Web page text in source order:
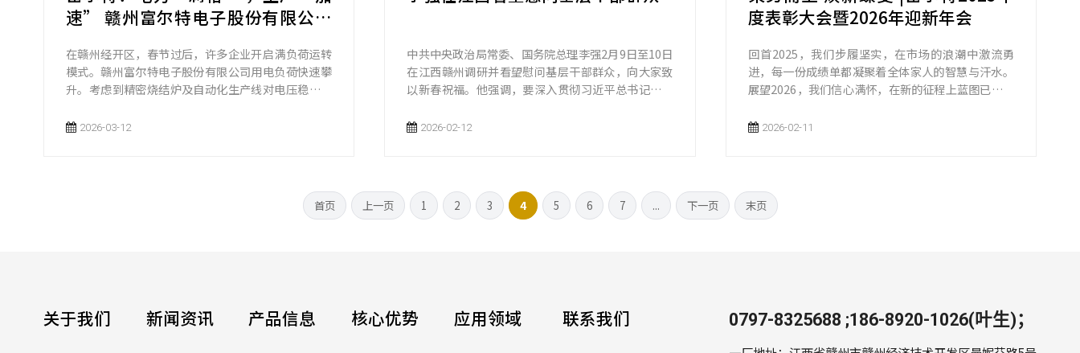
速” 赣州富尔特电子股份有限公司
在赣州经开区，春节过后，许多企业开启满负荷运转
模式。赣州富尔特电子股份有限公司用电负荷快速攀
升。考虑到精密烧结炉及自动化生产线对电压稳定性
主动进驻企业，对厂区配电房、生产专线等关键设备
2026-03-12
中共中央政治局常委、国务院总理李强2月9日至10日
在江西赣州调研并看望慰问基层干部群众，向大家致
以新春祝福。他强调，要深入贯彻习近平总书记关于
中央关于支持老区建设的各项决策部署，大力发展特
2026-02-12
度表彰大会暨2026年迎新年会
回首2025，我们步履坚实，在市场的浪潮中激流勇
进，每一份成绩单都凝聚着全体家人的智慧与汗水。
展望2026，我们信心满怀，在新的征程上蓝图已绘，
2026-02-11
首页 上一页 1 2 3 4 5 6 7 ... 下一页 末页
关于我们 新闻资讯 产品信息 核心优势 应用领域 联系我们 0797-8325688 ;186-8920-1026(叶生)；